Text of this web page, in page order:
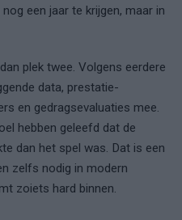
een jaar te krijgen, maar in
plek twee. Volgens eerdere
data, prestatie-
en gedragsevaluaties mee.
hebben geleefd dat de
dan het spel was. Dat is een
zelfs nodig in modern
zoiets hard binnen.